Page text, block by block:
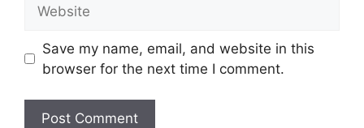
Save my name, email, and website in this
browser for the next time I comment.